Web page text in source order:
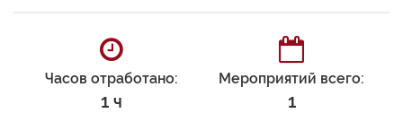
Часов отработано:
1 ч
Мероприятий всего:
1